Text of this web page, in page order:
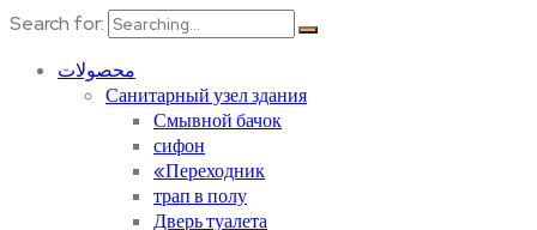
Search for:
محصولات
Санитарный узел здания
Смывной бачок
сифон
«Переходник
трап в полу
Дверь туалета